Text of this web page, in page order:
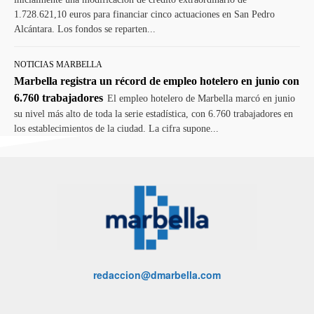
1.728.621,10 euros para financiar cinco actuaciones en San Pedro
Alcántara. Los fondos se reparten...
NOTICIAS MARBELLA
Marbella registra un récord de empleo hotelero en junio con
6.760 trabajadores El empleo hotelero de Marbella marcó en junio
su nivel más alto de toda la serie estadística, con 6.760 trabajadores en
los establecimientos de la ciudad. La cifra supone...
redaccion@dmarbella.com